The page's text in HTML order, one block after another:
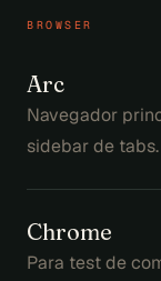
BROWSER
Arc
Navegador
sidebar de tabs.
Chrome
Para test de